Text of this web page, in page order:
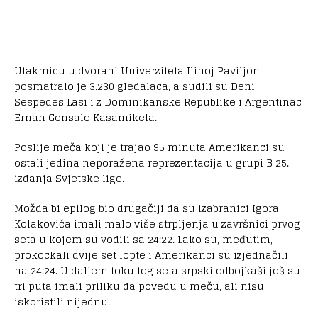
Utakmicu u dvorani Univerziteta Ilinoj Paviljon
posmatralo je 3.230 gledalaca, a sudili su Deni
Sespedes Lasi i z Dominikanske Republike i Argentinac
Ernan Gonsalo Kasamikela.
Poslije meča koji je trajao 95 minuta Amerikanci su
ostali jedina neporažena reprezentacija u grupi B 25.
izdanja Svjetske lige.
Možda bi epilog bio drugačiji da su izabranici Igora
Kolakovića imali malo više strpljenja u završnici prvog
seta u kojem su vodili sa 24:22. Lako su, međutim,
prokockali dvije set lopte i Amerikanci su izjednačili
na 24:24. U daljem toku tog seta srpski odbojkaši još su
tri puta imali priliku da povedu u meču, ali nisu
iskoristili nijednu.